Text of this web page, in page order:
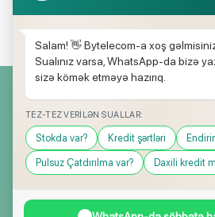
Mağazalarımızda mütəmadi olaraq,
və hədiyyə
Yeniliklərimizdən ilk siz
Salam! 👋 Bytelecom-a xoş
Sualınız varsa, WhatsApp-da bizə
sizə kömək etməyə hazırıq.
TEZ-TEZ VERILƏN SUALLAR:
Stokda var? Kredit şərtləri
Pulsuz Çatdırılma var? Daxili kredit